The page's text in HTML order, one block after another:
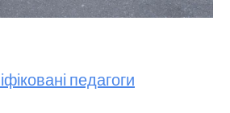
педагоги